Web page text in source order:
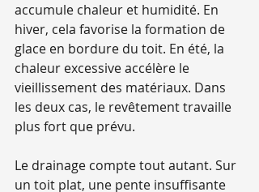
accumule chaleur et humidité. En
hiver, cela favorise la formation de
glace en bordure du toit. En été, la
chaleur excessive accélère le
vieillissement des matériaux. Dans
les deux cas, le revêtement travaille
plus fort que prévu.
Le drainage compte tout autant. Sur
un toit plat, une pente insuffisante